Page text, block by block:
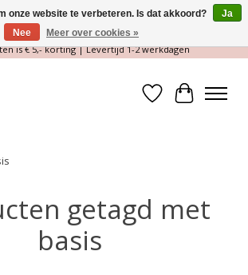
Edelstenen & Spirituele winkel | Gratis verzending >
is € 5,- korting | Levertijd 1-2 werkdagen
Verlanglijst
getagd met
basis
onze website te verbeteren. Is dat akkoord?
Ja
Nee
Meer over cookies »